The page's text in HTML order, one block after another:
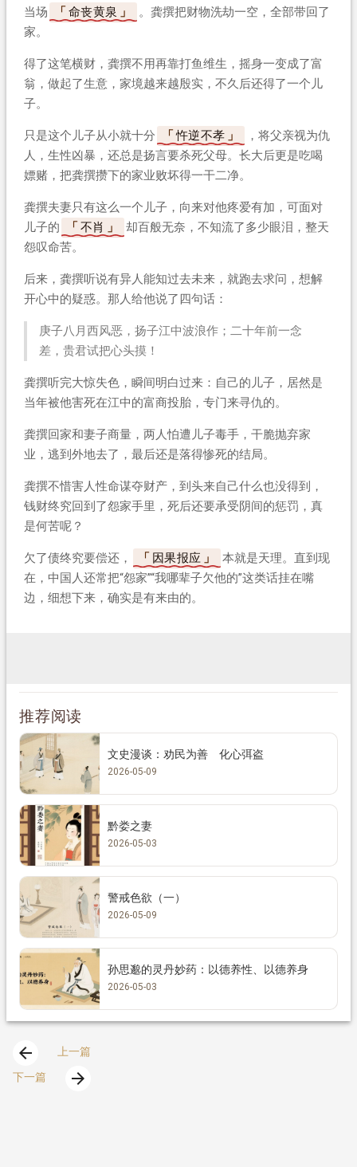
当场
命丧黄泉
。龚撰把财物洗劫一空，全部带回了
家。
得了这笔横财，龚撰不用再靠打鱼维生，摇身一变成了富
翁，做起了生意，家境越来越殷实，不久后还得了一个儿
子。
只是这个儿子从小就十分 忤逆不孝
，将父亲视为仇
人，生性凶暴，还总是扬言要杀死父母。长大后更是吃喝
嫖赌，把龚撰攒下的家业败坏得一干二净。
龚撰夫妻只有这么一个儿子，向来对他疼爱有加，可面对
儿子的
不肖
却百般无奈，不知流了多少眼泪，整天
怨叹命苦。
后来，龚撰听说有异人能知过去未来，就跑去求问，想解
开心中的疑惑。那人给他说了四句话：
庚子八月西风恶，扬子江中波浪作；二十年前一念
差，贵君试把心头摸！
龚撰听完大惊失色，瞬间明白过来：自己的儿子，居然是
当年被他害死在江中的富商投胎，专门来寻仇的。
龚撰回家和妻子商量，两人怕遭儿子毒手，干脆抛弃家
业，逃到外地去了，最后还是落得惨死的结局。
龚撰不惜害人性命谋夺财产，到头来自己什么也没得到，
钱财终究回到了怨家手里，死后还要承受阴间的惩罚，真
是何苦呢？
欠了债终究要偿还， 因果报应
本就是天理。直到现
在，中国人还常把“怨家”“我哪辈子欠他的”这类话挂在嘴
边，细想下来，确实是有来由的。
推荐阅读
文史漫谈：劝民为善 化心弭盗
2026-05-09
黔娄之妻
2026-05-03
警戒色欲（一）
2026-05-09
孙思邈的灵丹妙药：以德养性、以德养身
2026-05-03
arrow_back
上一篇
下一篇
arrow_forward